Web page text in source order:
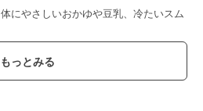
にやさしいおかゆや豆乳、冷たいスム
撹拌速度や時間、加熱温度をコントロ
やおかゆ、豆乳など、手間なく簡単に
冷たいスムージーも。手間ひまかけず